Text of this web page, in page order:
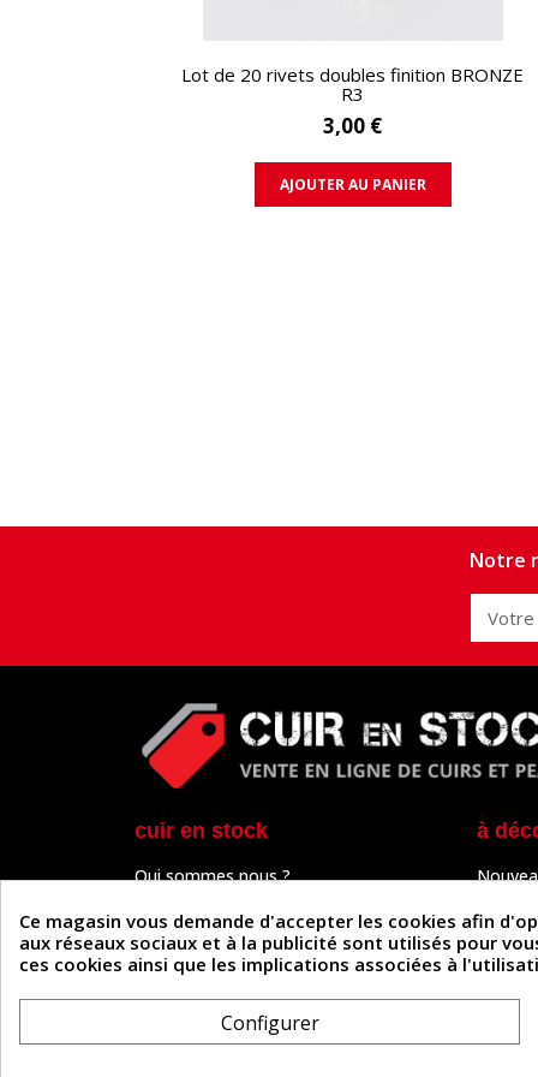
APERÇU RAPIDE
Lot de 20 rivets doubles finition BRONZE
R3
3,00 €
AJOUTER AU PANIER
Notre
cuir en stock
Qui sommes nous ?
Paiement sécurisé
Un problème de connexion ?
Frais de livraison
Formulaire de rétractation
à
Outils
Tutos
Ce magasin vous demande d'accepter les cookies afin
aux réseaux sociaux et à la publicité sont utilisés pour
ces cookies ainsi que les implications associées à
Configurer